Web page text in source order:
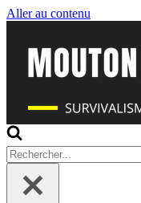
Aller au contenu
Rechercher...